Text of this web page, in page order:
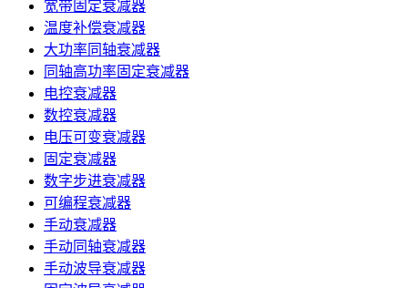
宽带固定衰减器
温度补偿衰减器
大功率同轴衰减器
同轴高功率固定衰减器
电控衰减器
数控衰减器
电压可变衰减器
固定衰减器
数字步进衰减器
可编程衰减器
手动衰减器
手动同轴衰减器
手动波导衰减器